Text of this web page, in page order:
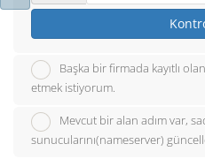
Başka bir firmada kayıtlı
etmek istiyorum.
Mevcut bir alan adım var,
sunucularını(nameserver)